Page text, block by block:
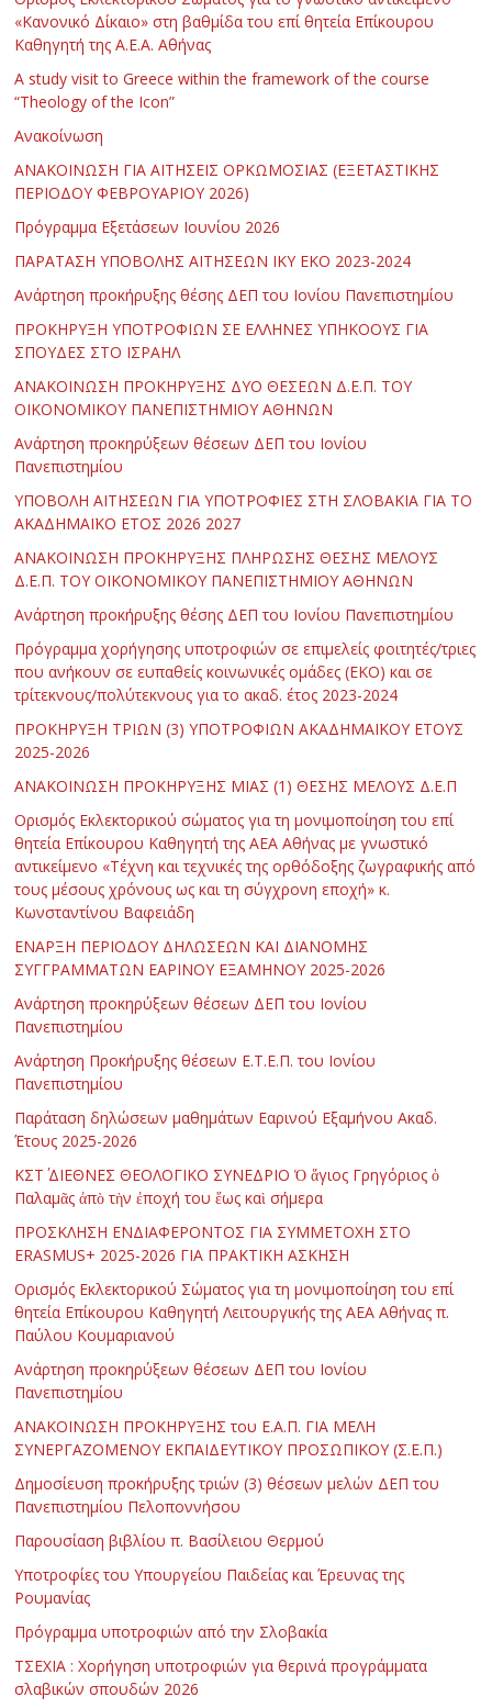
«Κανονικό Δίκαιο» στη βαθμίδα του επί θητεία Επίκουρου
Καθηγητή της Α.Ε.Α. Αθήνας
Α study visit to Greece within the framework of the course
“Theology of the Icon”
Ανακοίνωση
ΑΝΑΚΟΙΝΩΣΗ ΓΙΑ ΑΙΤΗΣΕΙΣ ΟΡΚΩΜΟΣΙΑΣ (ΕΞΕΤΑΣΤΙΚΗΣ
ΠΕΡΙΟΔΟΥ ΦΕΒΡΟΥΑΡΙΟΥ 2026)
Πρόγραμμα Εξετάσεων Ιουνίου 2026
ΠΑΡΑΤΑΣΗ ΥΠΟΒΟΛΗΣ ΑΙΤΗΣΕΩΝ ΙΚΥ ΕΚΟ 2023-2024
Ανάρτηση προκήρυξης θέσης ΔΕΠ του Ιονίου Πανεπιστημίου
ΠΡΟΚΗΡΥΞΗ ΥΠΟΤΡΟΦΙΩΝ ΣΕ ΕΛΛΗΝΕΣ ΥΠΗΚΟΟΥΣ ΓΙΑ
ΣΠΟΥΔΕΣ ΣΤΟ ΙΣΡΑΗΛ
ΑΝΑΚΟΙΝΩΣΗ ΠΡΟΚΗΡΥΞΗΣ ΔΥΟ ΘΕΣΕΩΝ Δ.Ε.Π. ΤΟΥ
ΟΙΚΟΝΟΜΙΚΟΥ ΠΑΝΕΠΙΣΤΗΜΙΟΥ ΑΘΗΝΩΝ
Ανάρτηση προκηρύξεων θέσεων ΔΕΠ του Ιονίου
Πανεπιστημίου
ΥΠΟΒΟΛΗ ΑΙΤΗΣΕΩΝ ΓΙΑ ΥΠΟΤΡΟΦΙΕΣ ΣΤΗ ΣΛΟΒΑΚΙΑ ΓΙΑ ΤΟ
ΑΚΑΔΗΜΑΪΚΟ ΕΤΟΣ 2026 2027
ΑΝΑΚΟΙΝΩΣΗ ΠΡΟΚΗΡΥΞΗΣ ΠΛΗΡΩΣΗΣ ΘΕΣΗΣ ΜΕΛΟΥΣ
Δ.Ε.Π. ΤΟΥ ΟΙΚΟΝΟΜΙΚΟΥ ΠΑΝΕΠΙΣΤΗΜΙΟΥ ΑΘΗΝΩΝ
Ανάρτηση προκήρυξης θέσης ΔΕΠ του Ιονίου Πανεπιστημίου
Πρόγραμμα χορήγησης υποτροφιών σε επιμελείς φοιτητές/τριες
που ανήκουν σε ευπαθείς κοινωνικές ομάδες (ΕΚΟ) και σε
τρίτεκνους/πολύτεκνους για το ακαδ. έτος 2023-2024
ΠΡΟΚΗΡΥΞΗ ΤΡΙΩΝ (3) ΥΠΟΤΡΟΦΙΩΝ ΑΚΑΔΗΜΑΪΚΟΥ ΕΤΟΥΣ
2025-2026
ΑΝΑΚΟΙΝΩΣΗ ΠΡΟΚΗΡΥΞΗΣ ΜΙΑΣ (1) ΘΕΣΗΣ ΜΕΛΟΥΣ Δ.Ε.Π
Ορισμός Εκλεκτορικού σώματος για τη μονιμοποίηση του επί
θητεία Επίκουρου Καθηγητή της ΑΕΑ Αθήνας με γνωστικό
αντικείμενο «Τέχνη και τεχνικές της ορθόδοξης ζωγραφικής από
τους μέσους χρόνους ως και τη σύγχρονη εποχή» κ.
Κωνσταντίνου Βαφειάδη
ΕΝΑΡΞΗ ΠΕΡΙΟΔΟΥ ΔΗΛΩΣΕΩΝ ΚΑΙ ΔΙΑΝΟΜΗΣ
ΣΥΓΓΡΑΜΜΑΤΩΝ ΕΑΡΙΝΟΥ ΕΞΑΜΗΝΟΥ 2025-2026
Ανάρτηση προκηρύξεων θέσεων ΔΕΠ του Ιονίου
Πανεπιστημίου
Ανάρτηση Προκήρυξης θέσεων Ε.Τ.Ε.Π. του Ιονίου
Πανεπιστημίου
Παράταση δηλώσεων μαθημάτων Εαρινού Εξαμήνου Ακαδ.
Έτους 2025-2026
ΚΣΤ΄ ΔΙΕΘΝΕΣ ΘΕΟΛΟΓΙΚΟ ΣΥΝΕΔΡΙΟ Ὁ ἅγιος Γρηγόριος ὁ
Παλαμᾶς ἀπὸ τὴν ἐποχή του ἕως καὶ σήμερα
ΠΡΟΣΚΛΗΣΗ ΕΝΔΙΑΦΕΡΟΝΤΟΣ ΓΙΑ ΣΥΜΜΕΤΟΧΗ ΣΤΟ
ERASMUS+ 2025-2026 ΓΙΑ ΠΡΑΚΤΙΚΗ ΑΣΚΗΣΗ
Ορισμός Εκλεκτορικού Σώματος για τη μονιμοποίηση του επί
θητεία Επίκουρου Καθηγητή Λειτουργικής της ΑΕΑ Αθήνας π.
Παύλου Κουμαριανού
Ανάρτηση προκηρύξεων θέσεων ΔΕΠ του Ιονίου
Πανεπιστημίου
ΑΝΑΚΟΙΝΩΣΗ ΠΡΟΚΗΡΥΞΗΣ του Ε.Α.Π. ΓΙΑ ΜΕΛΗ
ΣΥΝΕΡΓΑΖΟΜΕΝΟΥ ΕΚΠΑΙΔΕΥΤΙΚΟΥ ΠΡΟΣΩΠΙΚΟΥ (Σ.Ε.Π.)
Δημοσίευση προκήρυξης τριών (3) θέσεων μελών ΔΕΠ του
Πανεπιστημίου Πελοποννήσου
Παρουσίαση βιβλίου π. Βασίλειου Θερμού
Υποτροφίες του Υπουργείου Παιδείας και Έρευνας της
Ρουμανίας
Πρόγραμμα υποτροφιών από την Σλοβακία
ΤΣΕΧΙΑ : Χορήγηση υποτροφιών για θερινά προγράμματα
σλαβικών σπουδών 2026